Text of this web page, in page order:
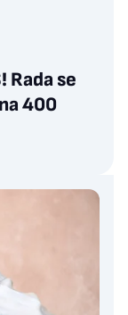
Rada se
400